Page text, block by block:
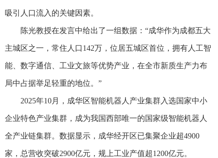
吸引人口流入的关键因素。
陈光教授在发言中给出了一组数据：“成华作为成都五大
主城区之一，常住人口142万，位居五城区首位，拥有人工智
能、数字通信、工业文旅等优势产业，在全市新质生产力布
局中占据举足轻重的地位。”
2025年10月，成华区智能机器人产业集群入选国家中小
企业特色产业集群，成为我国西部唯一的国家级智能机器人
全产业链集群。数据显示，成华经开区已集聚企业超4900
家，总营收突破2900亿元，规上工业产值超1200亿元。